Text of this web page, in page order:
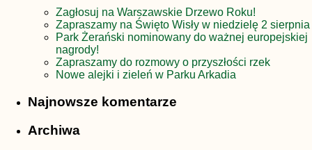
Zagłosuj na Warszawskie Drzewo Roku!
Zapraszamy na Święto Wisły w niedzielę 2 sierpnia
Park Żerański nominowany do ważnej europejskiej
nagrody!
Zapraszamy do rozmowy o przyszłości rzek
Nowe alejki i zieleń w Parku Arkadia
Najnowsze komentarze
Archiwa